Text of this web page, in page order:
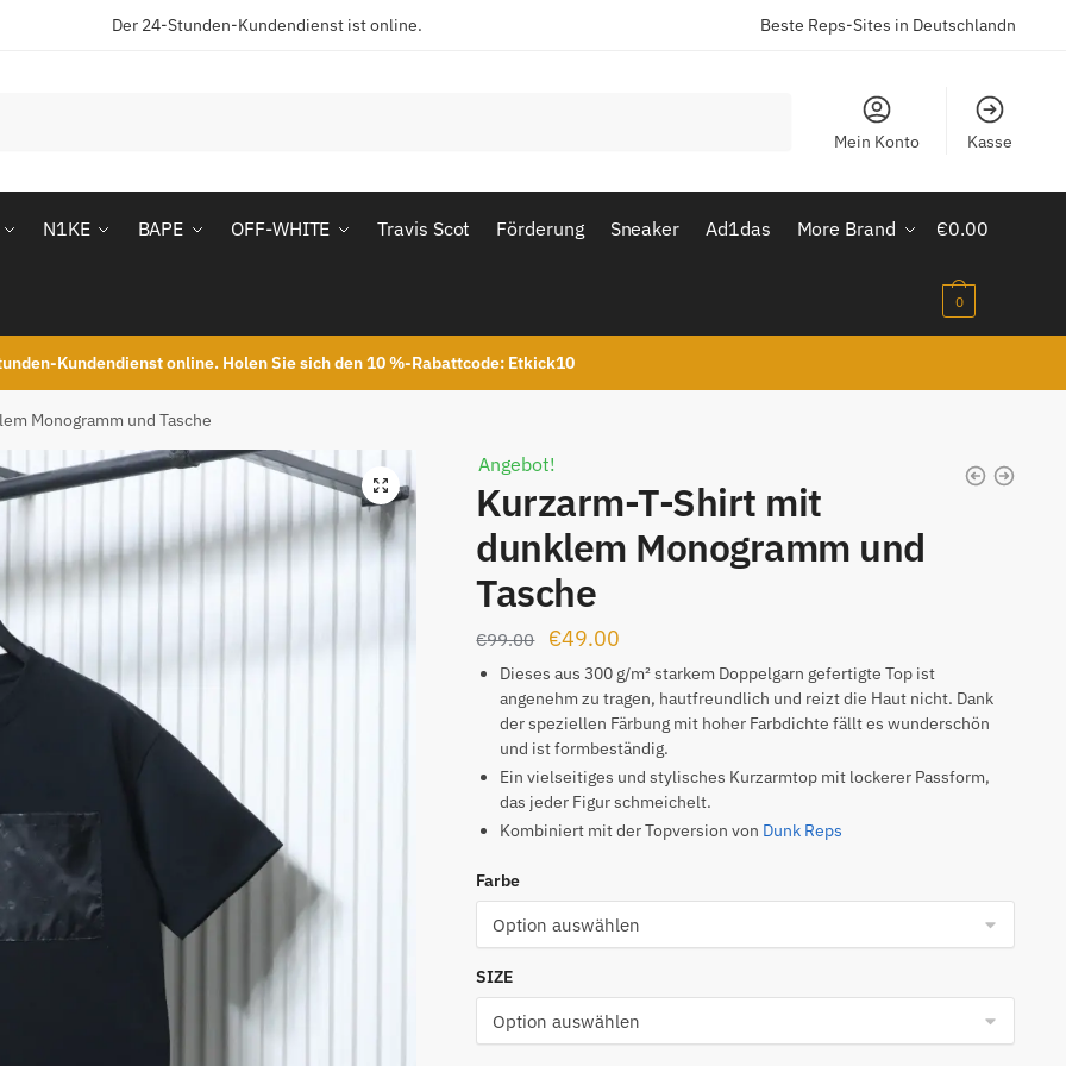
Der 24-Stunden-Kundendienst ist online. Beste Reps-Sites in Deutschlandn
Mein Konto Kasse
N1KE BAPE OFF-WHITE Travis Scot Förderung Sneaker Ad1das More Brand €0.00
0
Kundendienst online. Holen Sie sich den 10 %-Rabattcode: Etkick10
Monogramm und Tasche
Angebot!
Kurzarm-T-Shirt mit
dunklem Monogramm und
Tasche
€99.00
Ursprünglicher
Preis
war:
€99.00
€49.00
Preis
ist:
€49.00.
Dieses aus 300 g/m² starkem Doppelgarn gefertigte Top ist
angenehm zu tragen, hautfreundlich und reizt die Haut nicht. Dank
der speziellen Färbung mit hoher Farbdichte fällt es wunderschön
und ist formbeständig.
Ein vielseitiges und stylisches Kurzarmtop mit lockerer Passform,
das jeder Figur schmeichelt.
Kombiniert mit der Topversion von Dunk Reps
Farbe
SIZE